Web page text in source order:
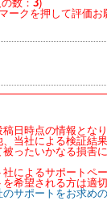
数： 3)
ークを押して評価お
日時点の情報とな
当社による検証結
ったいかなる損害
によるサポートペ
希望される方は適
のサポートをお求め